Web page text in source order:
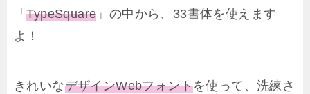
「TypeSquare 」の中から、33書体を使えます
よ！
きれいなデザインWebフォントを使って、洗練さ